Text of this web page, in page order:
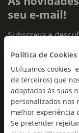
Política de Cookies
Utilizamos cookies
de terceiros) que
adaptadas às suas
personalizados nos
melhor experiência
Se pretender
seu e-mail!
Subscreva e
Insira o seu e-
mail